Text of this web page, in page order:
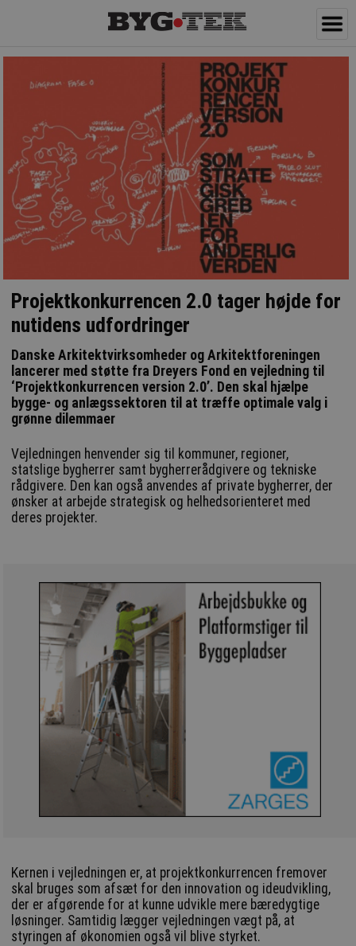
Projektkonkurrencen 2.0 tager højde for
nutidens udfordringer
Danske Arkitektvirksomheder og Arkitektforeningen
lancerer med støtte fra Dreyers Fond en vejledning til
‘Projektkonkurrencen version 2.0’. Den skal hjælpe
bygge- og anlægssektoren til at træffe optimale valg i
grønne dilemmaer
Vejledningen henvender sig til kommuner, regioner,
statslige bygherrer samt bygherrerådgivere og tekniske
rådgivere. Den kan også anvendes af private bygherrer, der
ønsker at arbejde strategisk og helhedsorienteret med
deres projekter.
Kernen i vejledningen er, at projektkonkurrencen fremover
skal bruges som afsæt for den innovation og ideudvikling,
der er afgørende for at kunne udvikle mere bæredygtige
løsninger. Samtidig lægger vejledningen vægt på, at
styringen af økonomien også vil blive styrket.